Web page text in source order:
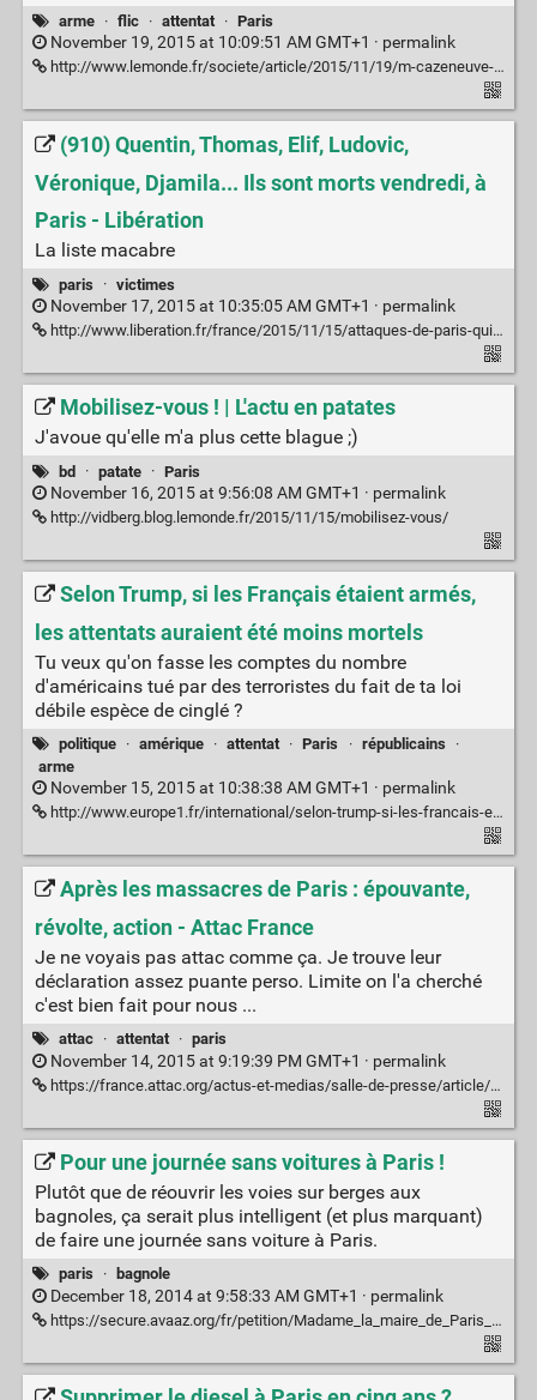
arme · flic · attentat · Paris
November 19, 2015 at 10:09:51 AM GMT+1 · permalink
http://www.lemonde.fr/societe/article/2015/11/19/m-cazeneuve-autorise-les-policiers-a-porter-une-arme-en-dehors-de-leur-service_4812973_3224.html
(910) Quentin, Thomas, Elif, Ludovic,
Véronique, Djamila... Ils sont morts vendredi, à
Paris - Libération
La liste macabre
paris · victimes
November 17, 2015 at 10:35:05 AM GMT+1 · permalink
http://www.liberation.fr/france/2015/11/15/attaques-de-paris-qui-sont-les-victimes_1413563
Mobilisez-vous ! | L'actu en patates
J'avoue qu'elle m'a plus cette blague ;)
bd · patate · Paris
November 16, 2015 at 9:56:08 AM GMT+1 · permalink
http://vidberg.blog.lemonde.fr/2015/11/15/mobilisez-vous/
Selon Trump, si les Français étaient armés,
les attentats auraient été moins mortels
Tu veux qu'on fasse les comptes du nombre
d'américains tué par des terroristes du fait de ta loi
débile espèce de cinglé ?
politique · amérique · attentat · Paris · républicains
·
arme
November 15, 2015 at 10:38:38 AM GMT+1 · permalink
http://www.europe1.fr/international/selon-trump-si-les-francais-etaient-armes-les-attentats-auraient-ete-moins-mortels-2620587
Après les massacres de Paris : épouvante,
révolte, action - Attac France
Je ne voyais pas attac comme ça. Je trouve leur
déclaration assez puante perso. Limite on l'a cherché
c'est bien fait pour nous ...
attac · attentat · paris
November 14, 2015 at 9:19:39 PM GMT+1 · permalink
https://france.attac.org/actus-et-medias/salle-de-presse/article/apres-les-massacres-de-paris-epouvante-revolte-action
Pour une journée sans voitures à Paris !
Plutôt que de réouvrir les voies sur berges aux
bagnoles, ça serait plus intelligent (et plus marquant)
de faire une journée sans voiture à Paris.
paris · bagnole
December 18, 2014 at 9:58:33 AM GMT+1 · permalink
https://secure.avaaz.org/fr/petition/Madame_la_maire_de_Paris_Anne_Hidalgo_Une_journee_sans_voitures_a_Paris/